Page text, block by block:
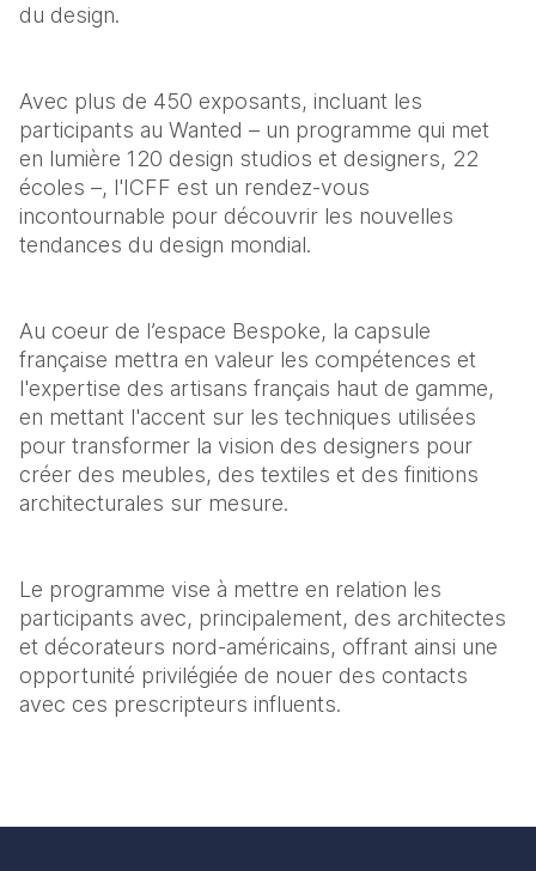
du design.
Avec plus de 450 exposants, incluant les
participants au Wanted – un programme qui met
en lumière 120 design studios et designers, 22
écoles –, l'ICFF est un rendez-vous
incontournable pour découvrir les nouvelles
tendances du design mondial.
Au coeur de l’espace Bespoke, la capsule
française mettra en valeur les compétences et
l'expertise des artisans français haut de gamme,
en mettant l'accent sur les techniques utilisées
pour transformer la vision des designers pour
créer des meubles, des textiles et des finitions
architecturales sur mesure.
Le programme vise à mettre en relation les
participants avec, principalement, des architectes
et décorateurs nord-américains, offrant ainsi une
opportunité privilégiée de nouer des contacts
avec ces prescripteurs influents.